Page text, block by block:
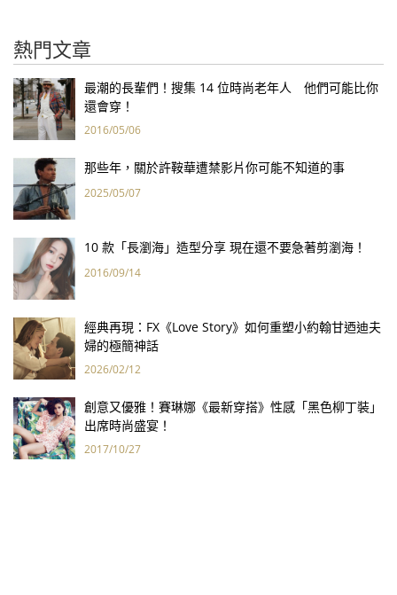
熱門文章
最潮的長輩們！搜集 14 位時尚老年人 他們可能比你
還會穿！
2016/05/06
那些年，關於許鞍華遭禁影片你可能不知道的事
2025/05/07
10 款「長瀏海」造型分享 現在還不要急著剪瀏海！
2016/09/14
經典再現：FX《Love Story》如何重塑小約翰甘迺迪夫
婦的極簡神話
2026/02/12
創意又優雅！賽琳娜《最新穿搭》性感「黑色柳丁裝」
出席時尚盛宴！
2017/10/27